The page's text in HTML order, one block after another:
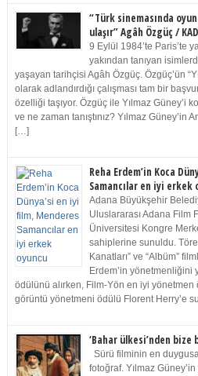
“Türk sinemasında
ulaşır” Agâh Özgüç /
9 Eylül 1984’te Paris’te
yakından tanıyan
yaşayan tarihçisi Agâh Özgüç. Özgüç’ün
olarak adlandırdığı çalışması tam bir
özelliği taşıyor. Özgüç ile Yılmaz Güney’i
ve ne zaman tanıştınız? Yılmaz Güney’in
[…]
Reha Erdem’in Koca
Samancılar en iyi erkek
Adana Büyükşehir
Uluslararası Adana Film
Üniversitesi Kongre
sahiplerine sunuldu.
Kanatları” ve “Albüm”
Erdem’in yönetmenliğini
ödülünü alırken, Film-Yön en iyi yönetmen
görüntü yönetmeni ödülü Florent Herry’e
‘Bahar ülkesi’nden bize
Sürü filminin en
fotoğraf. Yılmaz Güney’in